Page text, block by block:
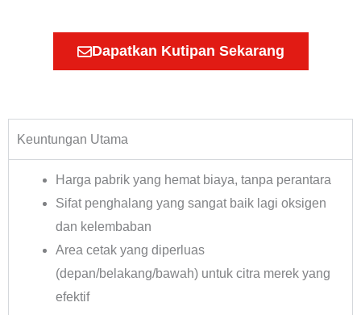
Dapatkan Kutipan Sekarang
Keuntungan Utama
Harga pabrik yang hemat biaya, tanpa perantara
Sifat penghalang yang sangat baik lagi oksigen
dan kelembaban
Area cetak yang diperluas
(depan/belakang/bawah) untuk citra merek yang
efektif